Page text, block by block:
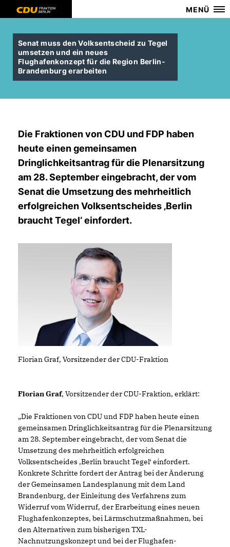
MENÜ
Senat muss den Volksentscheid zu Tegel
umsetzen und ein neues
Flughafenkonzept für die Region Berlin-
Brandenburg erarbeiten
Die Fraktionen von CDU und FDP haben
heute einen gemeinsamen
Dringlichkeitsantrag für die Plenarsitzung
am 28. September eingebracht, der vom
Senat die Umsetzung des mehrheitlich
erfolgreichen Volksentscheides ‚Berlin
braucht Tegel‘ einfordert.
Florian Graf, Vorsitzender der CDU-Fraktion
Florian Graf, Vorsitzender der CDU-Fraktion, erklärt:
Die Fraktionen von CDU und FDP haben heute einen
gemeinsamen Dringlichkeitsantrag für die Plenarsitzung
am 28. September eingebracht, der vom Senat die
Umsetzung des mehrheitlich erfolgreichen
Volksentscheides ‚Berlin braucht Tegel‘ einfordert.
Konkrete Schritte fordert der Antrag bei der Änderung
der Gemeinsamen Landesplanung mit dem Land
Brandenburg, der Einleitung des Verfahrens zum
Widerruf vom Widerruf, der Erarbeitung eines neuen
Flughafenkonzeptes, bei Lärmschutzmaßnahmen, bei
den Alternativen zum bisherigen TXL-
Nachnutzungskonzept und bei der Flughafen-